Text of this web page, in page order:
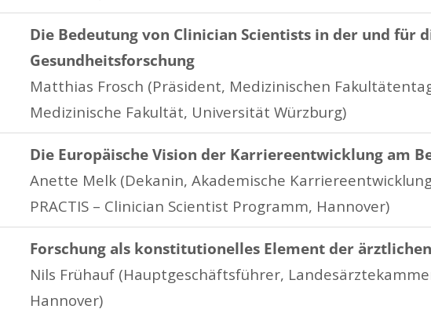
Die Bedeutung von Clinician Scientists in der und für
Gesundheitsforschung
Matthias Frosch (Präsident, Medizinischen
Medizinische Fakultät, Universität Würzburg)
Die Europäische Vision der Karriereentwicklung am
Anette Melk (Dekanin, Akademische
PRACTIS – Clinician Scientist Programm, Hannover)
Forschung als konstitutionelles Element der
Nils Frühauf (Hauptgeschäftsführer,
Hannover)